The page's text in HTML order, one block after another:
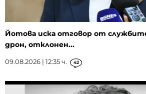
Йотова иска отговор от
дрон, отклонен...
09.08.2026 | 12:35 ч. 42